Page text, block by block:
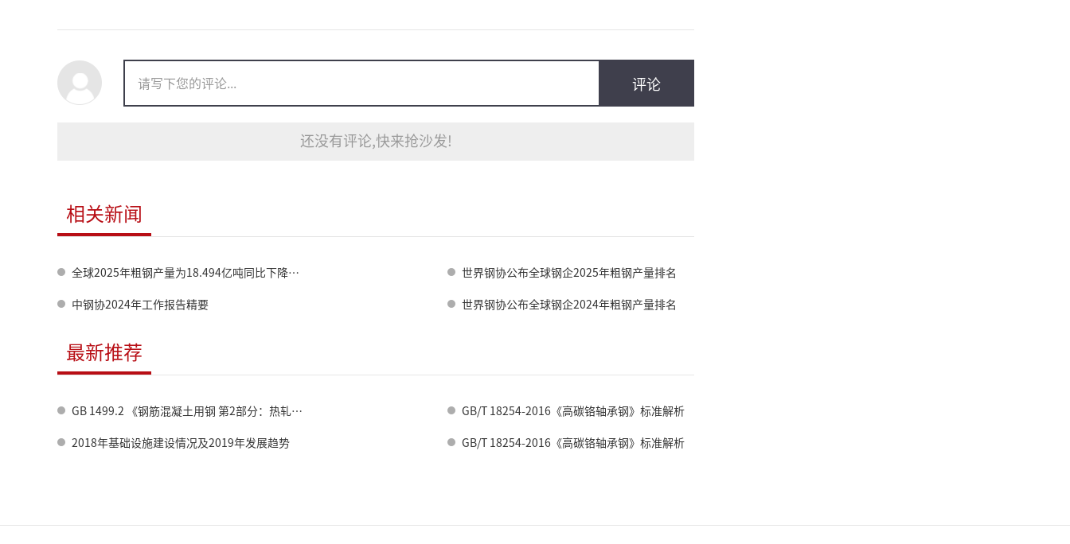
评论
还没有评论,快来抢沙发!
相关新闻
全球2025年粗钢产量为18.494亿吨同比下降2.0% 世界钢协公布全球钢企2025年粗钢产量排名
中钢协2024年工作报告精要 世界钢协公布全球钢企2024年粗钢产量排名
最新推荐
GB 1499.2 《钢筋混凝土用钢 第2部分：热轧带肋钢筋》标准修订情况 GB/T 18254-2016《高碳铬轴承钢》标准解析
2018年基础设施建设情况及2019年发展趋势 GB/T 18254-2016《高碳铬轴承钢》标准解析